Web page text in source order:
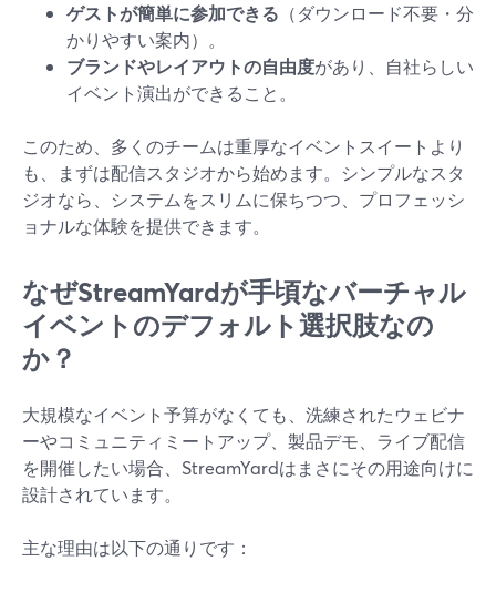
ゲストが簡単に参加できる （ダウンロード不要・分
かりやすい案内）。
ブランドやレイアウトの自由度があり、自社らしい
イベント演出ができること。
このため、多くのチームは重厚なイベントスイートより
も、まずは配信スタジオから始めます。シンプルなスタ
ジオなら、システムをスリムに保ちつつ、プロフェッシ
ョナルな体験を提供できます。
なぜStreamYardが手頃なバーチャル
イベントのデフォルト選択肢なの
か？
大規模なイベント予算がなくても、洗練されたウェビナ
ーやコミュニティミートアップ、製品デモ、ライブ配信
を開催したい場合、StreamYardはまさにその用途向けに
設計されています。
主な理由は以下の通りです：